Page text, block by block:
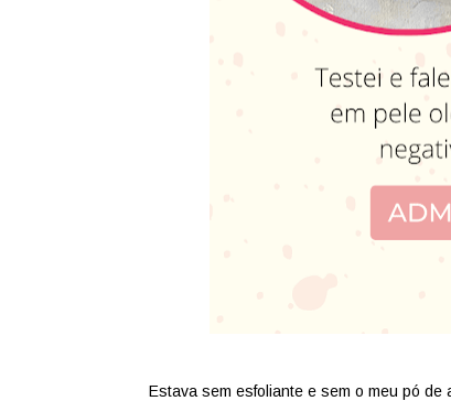
Estava sem esfoliante e sem o meu pó